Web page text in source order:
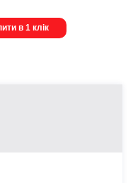
в 1 клік